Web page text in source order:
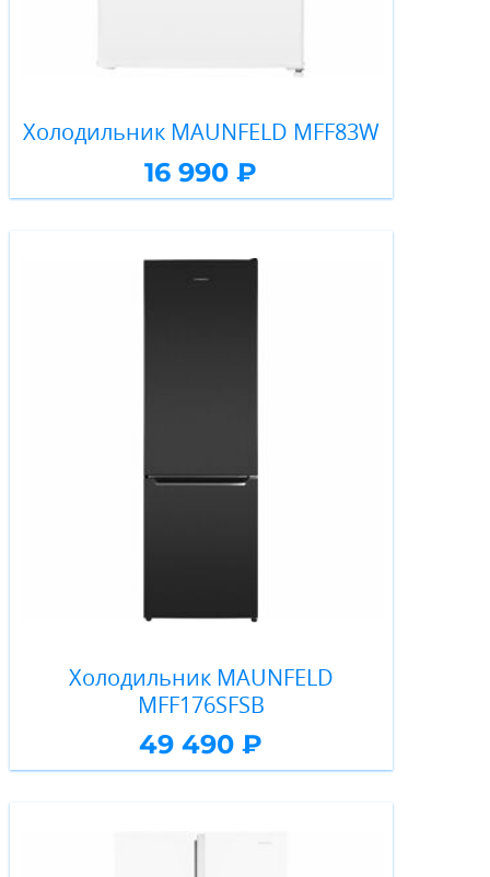
Холодильник MAUNFELD MFF83W
16 990 ₽
Холодильник MAUNFELD
MFF176SFSB
49 490 ₽